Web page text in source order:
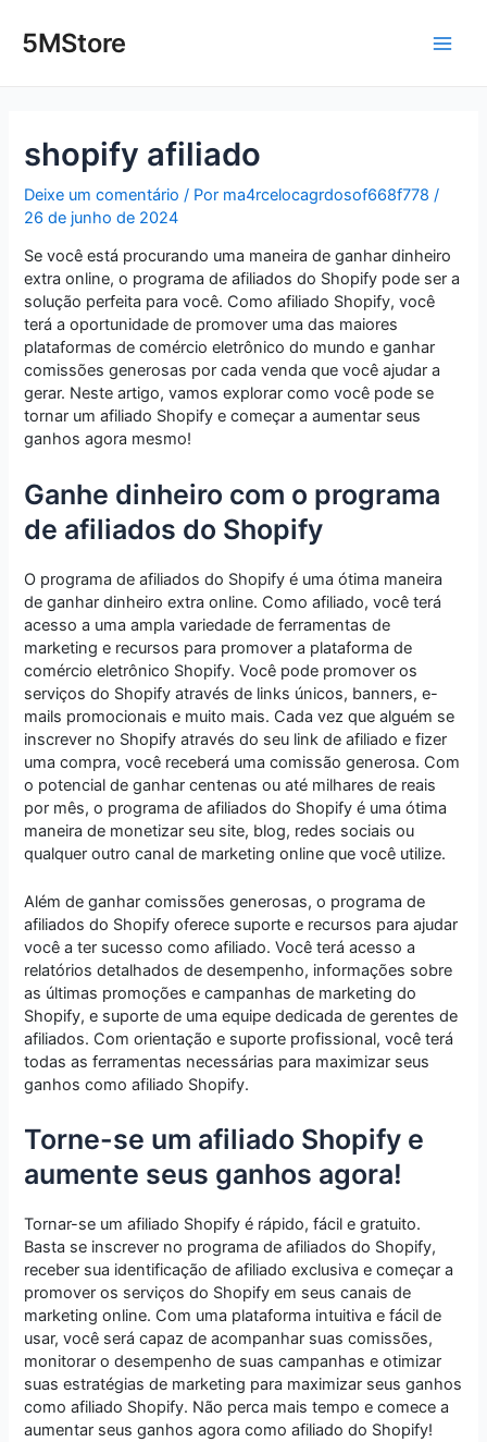
para5MStore
shopify afiliado
Deixe um comentário / Por ma4rcelocagrdosof668f778/
26 de junho de 2024
Se você está procurando uma maneira de ganhar dinheiro
extra online, o programa de afiliados do Shopify pode ser a
solução perfeita para você. Como afiliado Shopify, você
terá a oportunidade de promover uma das maiores
plataformas de comércio eletrônico do mundo e ganhar
comissões generosas por cada venda que você ajudar a
gerar. Neste artigo, vamos explorar como você pode se
tornar um afiliado Shopify e começar a aumentar seus
ganhos agora mesmo!
Ganhe dinheiro com o programa
de afiliados do Shopify
O programa de afiliados do Shopify é uma ótima maneira
de ganhar dinheiro extra online. Como afiliado, você terá
acesso a uma ampla variedade de ferramentas de
marketing e recursos para promover a plataforma de
comércio eletrônico Shopify. Você pode promover os
serviços do Shopify através de links únicos, banners, e-
mails promocionais e muito mais. Cada vez que alguém se
inscrever no Shopify através do seu link de afiliado e fizer
uma compra, você receberá uma comissão generosa. Com
o potencial de ganhar centenas ou até milhares de reais
por mês, o programa de afiliados do Shopify é uma ótima
maneira de monetizar seu site, blog, redes sociais ou
qualquer outro canal de marketing online que você utilize.
Além de ganhar comissões generosas, o programa de
afiliados do Shopify oferece suporte e recursos para ajudar
você a ter sucesso como afiliado. Você terá acesso a
relatórios detalhados de desempenho, informações sobre
as últimas promoções e campanhas de marketing do
Shopify, e suporte de uma equipe dedicada de gerentes de
afiliados. Com orientação e suporte profissional, você terá
todas as ferramentas necessárias para maximizar seus
ganhos como afiliado Shopify.
Torne-se um afiliado Shopify e
aumente seus ganhos agora!
Tornar-se um afiliado Shopify é rápido, fácil e gratuito.
Basta se inscrever no programa de afiliados do Shopify,
receber sua identificação de afiliado exclusiva e começar a
promover os serviços do Shopify em seus canais de
marketing online. Com uma plataforma intuitiva e fácil de
usar, você será capaz de acompanhar suas comissões,
monitorar o desempenho de suas campanhas e otimizar
suas estratégias de marketing para maximizar seus ganhos
como afiliado Shopify. Não perca mais tempo e comece a
aumentar seus ganhos agora como afiliado do Shopify!
navigation